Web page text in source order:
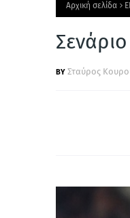
Αρχική σελίδα
Σταύρος